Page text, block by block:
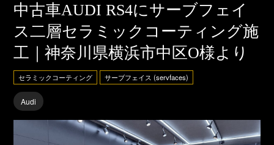
中古車AUDI RS4にサーブフェイ
ス二層セラミックコーティング施
工｜神奈川県横浜市中区O様より
セラミックコーティング サーブフェイス (servfaces)
Audi